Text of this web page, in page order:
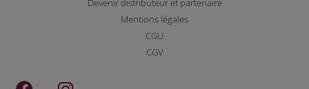
Devenir distributeur et partenaire
Mentions légales
CGU
CGV